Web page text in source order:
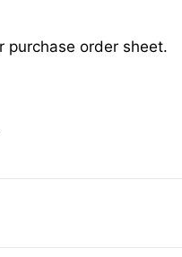
purchase order sheet.